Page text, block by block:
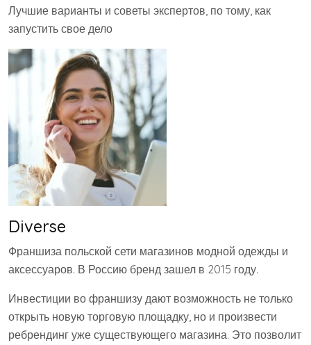
Лучшие варианты и советы экспертов, по тому, как
запустить свое дело
Diverse
Франшиза польской сети магазинов модной одежды и
аксессуаров. В Россию бренд зашел в 2015 году.
Инвестиции во франшизу дают возможность не только
открыть новую торговую площадку, но и произвести
ребрендинг уже существующего магазина. Это позволит